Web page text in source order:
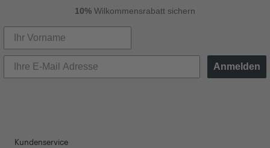
10% Wilkommensrabatt sichern
Anmelden
Kundenservice